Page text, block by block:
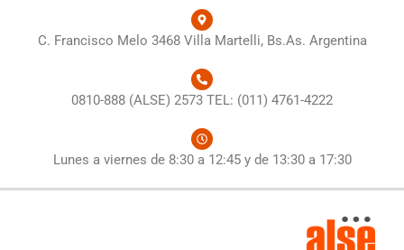
C. Francisco Melo 3468 Villa Martelli, Bs.As. Argentina
0810-888 (ALSE) 2573 TEL: (011) 4761-4222
Lunes a viernes de 8:30 a 12:45 y de 13:30 a 17:30